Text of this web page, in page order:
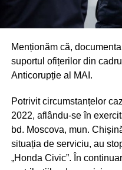
Menționăm că,
suportul ofițerilor din
Anticorupție al MAI.
Potrivit circumstanțelor
2022, aflându-se în
bd. Moscova, mun.
situația de serviciu, au
„Honda Civic”. În